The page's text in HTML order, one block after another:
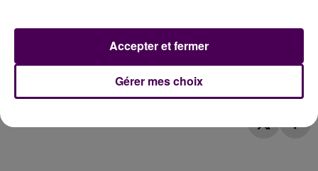
Gérer mes choix
Accepter et fermer